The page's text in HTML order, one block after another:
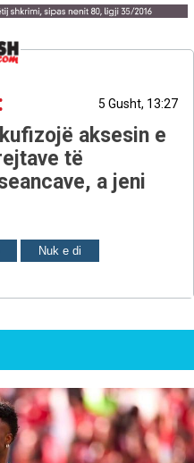
5 Gusht, 13:27
aksesin e
të
a jeni
Nuk e di